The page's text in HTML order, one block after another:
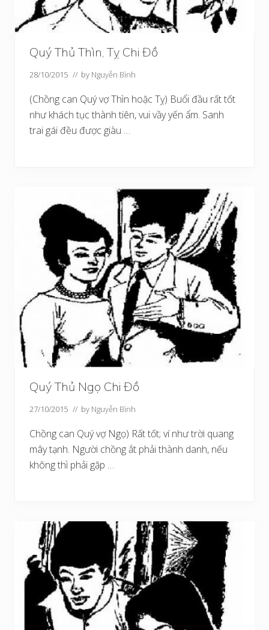
Quý Thủ Thìn, Tỵ Chi Đồ
28/10/2015 // by Nguyễn Bình
(Chồng can Quý vợ Thìn hoặc Tỵ) Buổi đầu rất tốt
như khách tục thành tiên, vui vầy yến ẩm. Sanh
trai gái đều được giàu …
Quý Thủ Ngọ Chi Đồ
27/10/2015 // by Nguyễn Bình
Chồng can Quý vợ Ngọ) Rất tốt; ví như trời quang
mây tạnh. Người chồng ắt phải thành danh, nếu
không thì phải gặp …